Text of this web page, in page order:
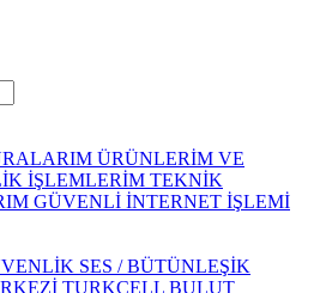
ÜRÜNLERİM VE
İŞLEMLERİM TEKNİK
GÜVENLİ İNTERNET İŞLEMİ
SES / BÜTÜNLEŞİK
TURKCELL BULUT